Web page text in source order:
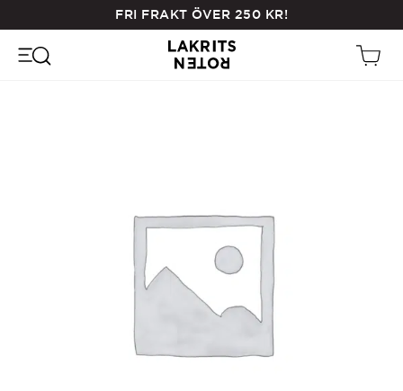
main
FRI FRAKT ÖVER 250 KR!